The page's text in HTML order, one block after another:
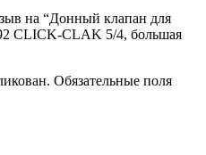
на “Донный клапан для
CLICK-CLAK 5/4, большая
Обязательные поля